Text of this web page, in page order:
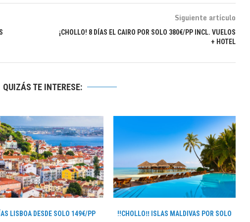
Siguiente artículo
¡CHOLLO! 8 DÍAS EL CAIRO POR SOLO 380€/PP INCL. VUELOS
+ HOTEL
QUIZÁS TE INTERESE:
LISBOA DESDE SOLO 149€/PP !!CHOLLO‼ ISLAS MALDIVAS POR SOLO